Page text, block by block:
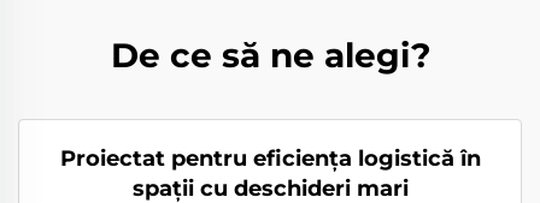
De ce să ne alegi?
Proiectat pentru eficiența logistică în
spații cu deschideri mari